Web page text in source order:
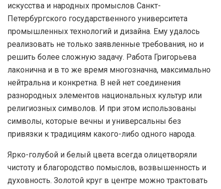
искусства и народных промыслов Санкт-
Петербургского государственного университета
промышленных технологий и дизайна. Ему удалось
реализовать не только заявленные требования, но и
решить более сложную задачу. Работа Григорьева
лаконична и в то же время многозначна, максимально
нейтральна и конкретна. В ней нет соединения
разнородных элементов национальных культур или
религиозных символов. И при этом использованы
символы, которые вечны и универсальны без
привязки к традициям какого-либо одного народа.
Ярко-голубой и белый цвета всегда олицетворяли
чистоту и благородство помыслов, возвышенность и
духовность. Золотой круг в центре можно трактовать